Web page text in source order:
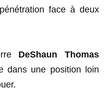
face à deux
DeShaun Thomas
dans une position loin